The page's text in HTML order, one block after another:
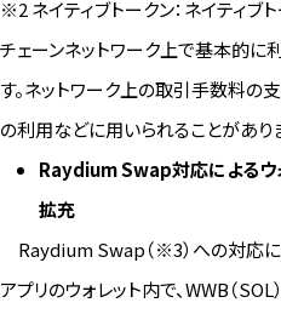
※2 ネイティブトークン：ネイティブ
チェーンネットワーク上で基本的に
す。ネットワーク上の取引手数料の
の利用などに用いられることがあり
Raydium Swap対応によるウ
拡充
Raydium Swap（※3）への対応に
アプリのウォレット内で、WWB（